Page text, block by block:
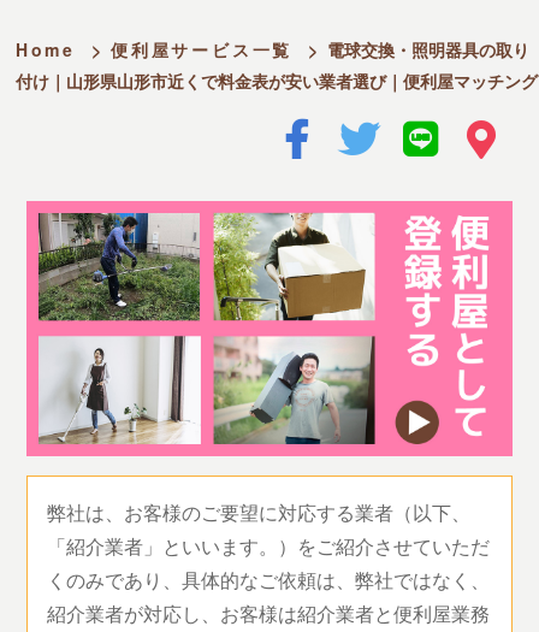
Home > 便利屋サービス一覧 > 電球交換・照明器具の取り
付け｜山形県山形市近くで料金表が安い業者選び｜便利屋マッチング
弊社は、お客様のご要望に対応する業者（以下、
「紹介業者」といいます。）をご紹介させていただ
くのみであり、具体的なご依頼は、弊社ではなく、
紹介業者が対応し、お客様は紹介業者と便利屋業務